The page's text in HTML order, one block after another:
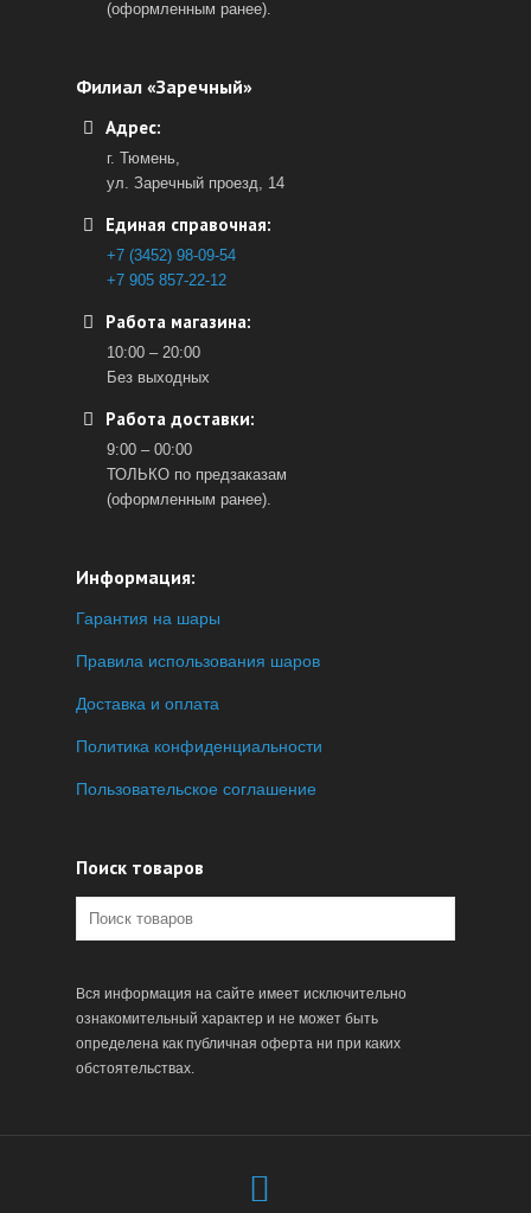
(оформленным ранее).
Филиал «Заречный»
Адрес:
г. Тюмень,
ул. Заречный проезд, 14
Единая справочная:
+7 (3452) 98-09-54
+7 905 857-22-12
Работа магазина:
10:00 – 20:00
Без выходных
Работа доставки:
9:00 – 00:00
ТОЛЬКО по предзаказам
(оформленным ранее).
Информация:
Гарантия на шары
Правила использования шаров
Доставка и оплата
Политика конфиденциальности
Пользовательское соглашение
Поиск товаров
Вся информация на сайте имеет исключительно
ознакомительный характер и не может быть
определена как публичная оферта ни при каких
обстоятельствах.